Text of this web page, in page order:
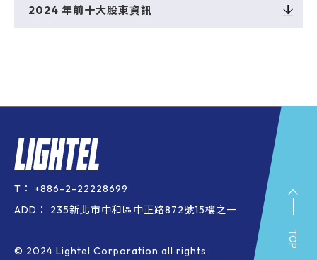
2024 年前十大股東資訊
T： +886-2-22228699
ADD： 235新北市中和區中正路872號15樓之一
© 2024 Lightel Corporation all rights
TOP